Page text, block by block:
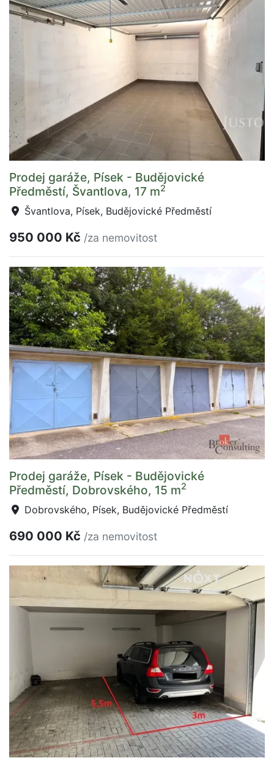
Prodej garáže, Písek - Budějovické
Předměstí, Švantlova, 17 m2
Švantlova, Písek, Budějovické Předměstí
950 000 Kč /za nemovitost
Prodej garáže, Písek - Budějovické
Předměstí, Dobrovského, 15 m2
Dobrovského, Písek, Budějovické Předměstí
690 000 Kč /za nemovitost